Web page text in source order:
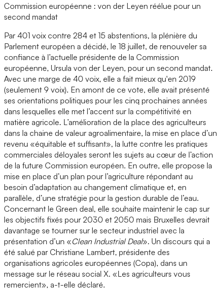
Commission européenne : von der Leyen réélue pour un
second mandat
Par 401 voix contre 284 et 15 abstentions, la plénière du
Parlement européen a décidé, le 18 juillet, de renouveler sa
confiance à l’actuelle présidente de la Commission
européenne, Ursula von der Leyen, pour un second mandat.
Avec une marge de 40 voix, elle a fait mieux qu'en 2019
(seulement 9 voix). En amont de ce vote, elle avait présenté
ses orientations politiques pour les cinq prochaines années
dans lesquelles elle met l’accent sur la compétitivité en
matière agricole. L’amélioration de la place des agriculteurs
dans la chaine de valeur agroalimentaire, la mise en place d’un
revenu «équitable et suffisant», la lutte contre les pratiques
commerciales déloyales seront les sujets au cœur de l’action
de la future Commission européen. En outre, elle propose la
mise en place d’un plan pour l’agriculture répondant au
besoin d’adaptation au changement climatique et, en
parallèle, d’une stratégie pour la gestion durable de l’eau.
Concernant le Green deal, elle souhaite maintenir le cap sur
les objectifs fixés pour 2030 et 2050 mais Bruxelles devrait
davantage se tourner sur le secteur industriel avec la
présentation d’un «Clean Industrial Deal». Un discours qui a
été salué par Christiane Lambert, présidente des
organisations agricoles européennes (Copa), dans un
message sur le réseau social X. «Les agriculteurs vous
remercient», a-t-elle déclaré.